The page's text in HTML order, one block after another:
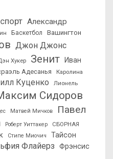
Александр
Баскетбол
Вашингтон
Джон Джонс
Хукер Зенит
Иван
Адесанья
Каролина
Куценко
Лионель
Сидоров
Матвей Мичков
Павел
Роберт Уиттакер
СБОРНАЯ
Стипе Миочич
Тайсон
Флайерз Фрэнсис